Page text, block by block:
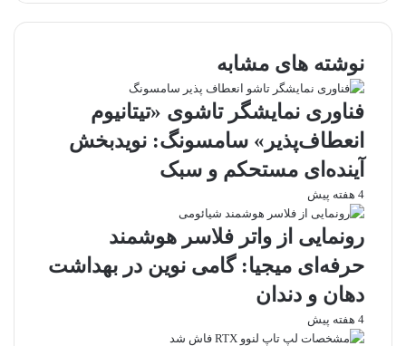
با
ایمیل
نوشته های مشابه
فناوری نمایشگر تاشوی «تیتانیوم
انعطاف‌پذیر» سامسونگ: نویدبخش
آینده‌ای مستحکم و سبک
4 هفته پیش
رونمایی از واتر فلاسر هوشمند
حرفه‌ای میجیا: گامی نوین در بهداشت
دهان و دندان
4 هفته پیش